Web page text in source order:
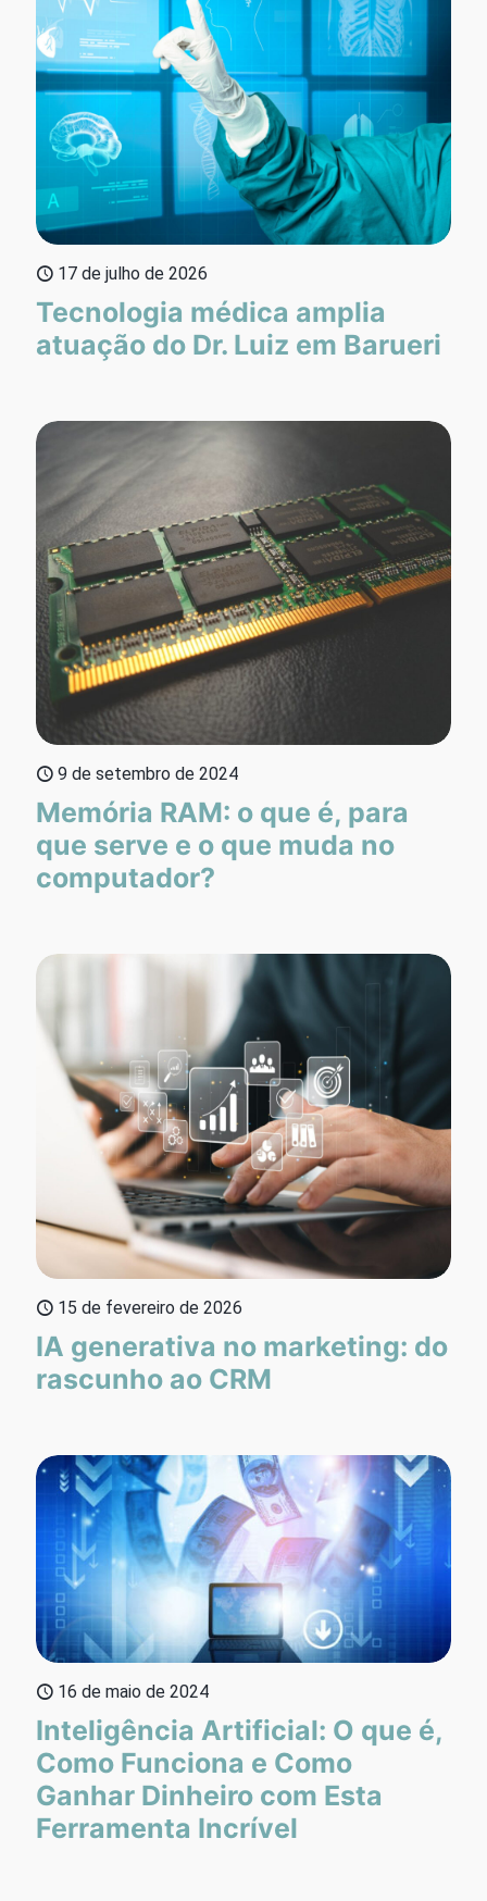
17 de julho de 2026
Tecnologia médica amplia
atuação do Dr. Luiz em Barueri
9 de setembro de 2024
Memória RAM: o que é, para
que serve e o que muda no
computador?
15 de fevereiro de 2026
IA generativa no marketing: do
rascunho ao CRM
16 de maio de 2024
Inteligência Artificial: O que é,
Como Funciona e Como
Ganhar Dinheiro com Esta
Ferramenta Incrível